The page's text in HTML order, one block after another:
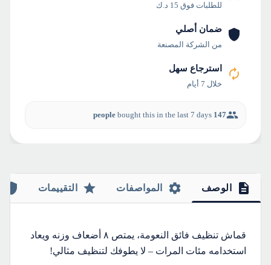
للطلبات فوق 15 د.ك
ضمان أصلي
من الشركة المصنعة
استرجاع سهل
خلال 7 أيام
147 people
bought this in the last 7 days
الوصف المواصفات التقييمات
قماش تنظيف فائق النعومة، يمتص ٨ أضعاف وزنه ويعاد
استخدامه مئات المرات – لا يطوفك لتنظيف مثالي!